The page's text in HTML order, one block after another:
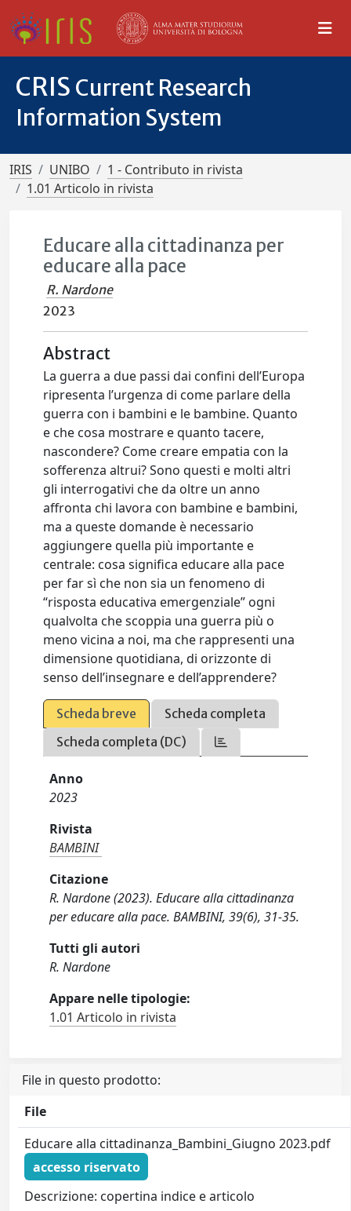
CRIS Current Research
Information System
IRIS UNIBO
1 - Contributo in rivista
1.01 Articolo in rivista
Educare alla cittadinanza per
educare alla pace
R. Nardone
2023
Abstract
La guerra a due passi dai confini dell’Europa
ripresenta l’urgenza di come parlare della
guerra con i bambini e le bambine. Quanto
e che cosa mostrare e quanto tacere,
nascondere? Come creare empatia con la
sofferenza altrui? Sono questi e molti altri
gli interrogativi che da oltre un anno
affronta chi lavora con bambine e bambini,
ma a queste domande è necessario
aggiungere quella più importante e
centrale: cosa significa educare alla pace
per far sì che non sia un fenomeno di
“risposta educativa emergenziale” ogni
qualvolta che scoppia una guerra più o
meno vicina a noi, ma che rappresenti una
dimensione quotidiana, di orizzonte di
senso dell’insegnare e dell’apprendere?
Scheda breve
Scheda completa
Scheda completa (DC)
Anno
2023
Rivista
BAMBINI
Citazione
R. Nardone (2023). Educare alla cittadinanza
per educare alla pace. BAMBINI, 39(6), 31-35.
Tutti gli autori
R. Nardone
Appare nelle tipologie:
1.01 Articolo in rivista
File in questo prodotto:
File
Educare alla cittadinanza_Bambini_Giugno 2023.pdf
accesso riservato
Descrizione: copertina indice e articolo